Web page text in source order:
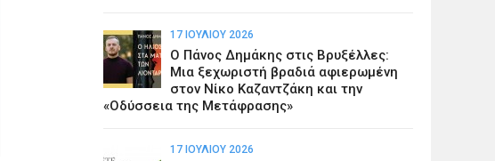
17 ΙΟΥΛΊΟΥ 2026
Ο Πάνος Δημάκης στις Βρυξέλλες:
Μια ξεχωριστή βραδιά αφιερωμένη
στον Νίκο Καζαντζάκη και την
«Οδύσσεια της Μετάφρασης»
17 ΙΟΥΛΊΟΥ 2026